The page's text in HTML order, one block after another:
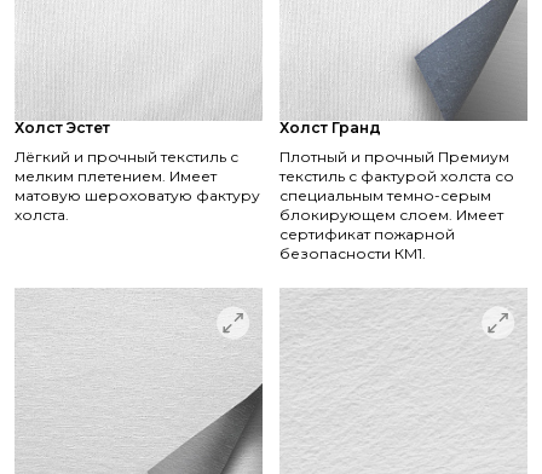
Холст Эстет
Лёгкий и прочный текстиль с
мелким плетением. Имеет
матовую шероховатую фактуру
холста.
Холст Гранд
Плотный и прочный Премиум
текстиль с фактурой холста со
специальным темно-серым
блокирующем слоем. Имеет
сертификат пожарной
безопасности КМ1.